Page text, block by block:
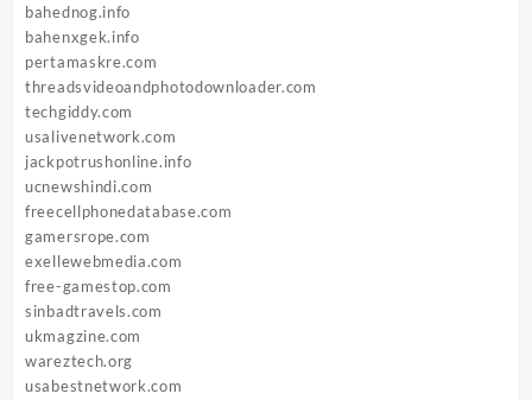
bahednog.info
bahenxgek.info
pertamaskre.com
threadsvideoandphotodownloader.com
techgiddy.com
usalivenetwork.com
jackpotrushonline.info
ucnewshindi.com
freecellphonedatabase.com
gamersrope.com
exellewebmedia.com
free-gamestop.com
sinbadtravels.com
ukmagzine.com
wareztech.org
usabestnetwork.com